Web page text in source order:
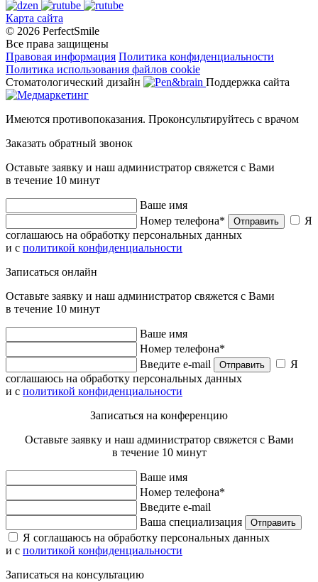
Карта сайта
© 2026 PerfectSmile
Все права защищены
Правовая информация Политика конфиденциальности
Политика использования файлов cookie
Стоматологический дизайн
Поддержка сайта
Имеются противопоказания. Проконсультируйтесь с врачом
Заказать обратный звонок
Оставьте заявку и наш администратор свяжется с Вами
в течение 10 минут
Ваше имя
Номер телефона*
Отправить
Я
соглашаюсь на обработку персональных данных
и с политикой конфиденциальности
Записаться онлайн
Оставьте заявку и наш администратор свяжется с Вами
в течение 10 минут
Ваше имя
Номер телефона*
Введите e-mail
Отправить
Я
соглашаюсь на обработку персональных данных
и с политикой конфиденциальности
Записаться на конференцию
Оставьте заявку и наш администратор свяжется с Вами
в течение 10 минут
Ваше имя
Номер телефона*
Введите e-mail
Ваша специализация
Отправить
Я соглашаюсь на обработку персональных данных
и с политикой конфиденциальности
Записаться на консультацию